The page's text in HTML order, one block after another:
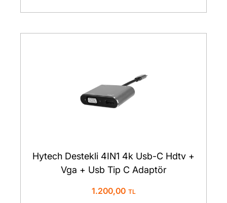
Hytech Destekli 4IN1 4k Usb-C Hdtv +
Vga + Usb Tip C Adaptör
1.200,00